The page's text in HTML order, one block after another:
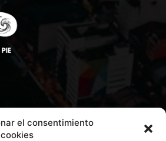
el consentimiento